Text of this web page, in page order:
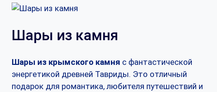
Шары из камня
Шары из крымского камня с фантастической
энергетикой древней Тавриды. Это отличный
подарок для романтика, любителя путешествий и